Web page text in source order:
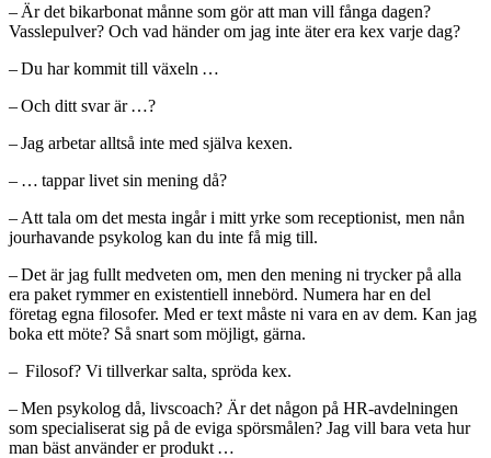
– Är det bikarbonat månne som gör att man vill fånga dagen?
Vasslepulver? Och vad händer om jag inte äter era kex varje dag?
– Du har kommit till växeln …
– Och ditt svar är …?
– Jag arbetar alltså inte med själva kexen.
– … tappar livet sin mening då?
– Att tala om det mesta ingår i mitt yrke som receptionist, men nån
jourhavande psykolog kan du inte få mig till.
– Det är jag fullt medveten om, men den mening ni trycker på alla
era paket rymmer en existentiell innebörd. Numera har en del
företag egna filosofer. Med er text måste ni vara en av dem. Kan jag
boka ett möte? Så snart som möjligt, gärna.
– Filosof? Vi tillverkar salta, spröda kex.
– Men psykolog då, livscoach? Är det någon på HR-avdelningen
som specialiserat sig på de eviga spörsmålen? Jag vill bara veta hur
man bäst använder er produkt …